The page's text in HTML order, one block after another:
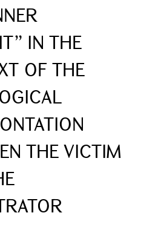
IN THE
OF THE
THE VICTIM